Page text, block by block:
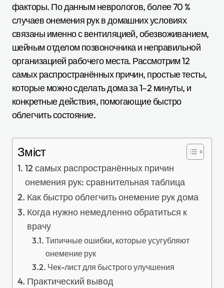
факторы. По данным неврологов, более 70 %
случаев онемения рук в домашних условиях
связаны именно с вентиляцией, обезвоживанием,
шейным отделом позвоночника и неправильной
организацией рабочего места. Рассмотрим 12
самых распространённых причин, простые тесты,
которые можно сделать дома за 1–2 минуты, и
конкретные действия, помогающие быстро
облегчить состояние.
Зміст
12 самых распространённых причин
онемения рук: сравнительная таблица
Как быстро облегчить онемение рук дома
Когда нужно немедленно обратиться к
врачу
Типичные ошибки, которые усугубляют
онемение рук
Чек-лист для быстрого улучшения
Практический вывод